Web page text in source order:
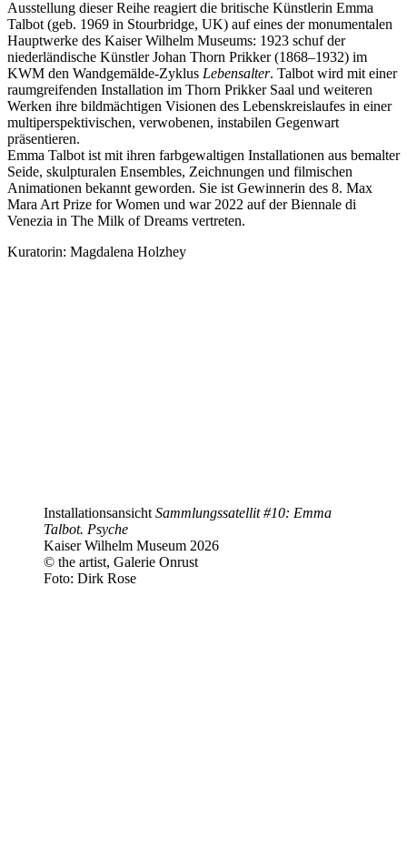
Ausstellung dieser Reihe reagiert die britische Künstlerin Emma
Talbot (geb. 1969 in Stourbridge, UK) auf eines der monumentalen
Hauptwerke des Kaiser Wilhelm Museums: 1923 schuf der
niederländische Künstler Johan Thorn Prikker (1868–1932) im
KWM den Wandgemälde-Zyklus Lebensalter. Talbot wird mit einer
raumgreifenden Installation im Thorn Prikker Saal und weiteren
Werken ihre bildmächtigen Visionen des Lebenskreislaufes in einer
multiperspektivischen, verwobenen, instabilen Gegenwart
präsentieren.
Emma Talbot ist mit ihren farbgewaltigen Installationen aus bemalter
Seide, skulpturalen Ensembles, Zeichnungen und filmischen
Animationen bekannt geworden. Sie ist Gewinnerin des 8. Max
Mara Art Prize for Women und war 2022 auf der Biennale di
Venezia in The Milk of Dreams vertreten.
Kuratorin: Magdalena Holzhey
Installationsansicht Sammlungssatellit #10: Emma
Talbot. Psyche
Kaiser Wilhelm Museum 2026
© the artist, Galerie Onrust
Foto: Dirk Rose